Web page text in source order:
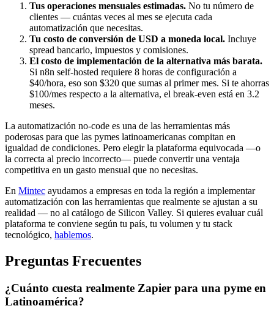
Tus operaciones mensuales estimadas. No tu número de
clientes — cuántas veces al mes se ejecuta cada
automatización que necesitas.
Tu costo de conversión de USD a moneda local. Incluye
spread bancario, impuestos y comisiones.
El costo de implementación de la alternativa más barata.
Si n8n self-hosted requiere 8 horas de configuración a
$40/hora, eso son $320 que sumas al primer mes. Si te ahorras
$100/mes respecto a la alternativa, el break-even está en 3.2
meses.
La automatización no-code es una de las herramientas más
poderosas para que las pymes latinoamericanas compitan en
igualdad de condiciones. Pero elegir la plataforma equivocada —o
la correcta al precio incorrecto— puede convertir una ventaja
competitiva en un gasto mensual que no necesitas.
En Mintec ayudamos a empresas en toda la región a implementar
automatización con las herramientas que realmente se ajustan a su
realidad — no al catálogo de Silicon Valley. Si quieres evaluar cuál
plataforma te conviene según tu país, tu volumen y tu stack
tecnológico, hablemos.
Preguntas Frecuentes
¿Cuánto cuesta realmente Zapier para una pyme en
Latinoamérica?